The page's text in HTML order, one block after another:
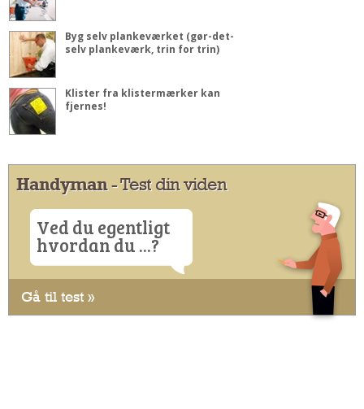
Byg selv plankeværket (gør-det-
selv plankeværk, trin for trin)
Klister fra klistermærker kan
fjernes!
Handyman- Test din viden
Ved du egentligt
hvordan du ...?
Gå til test »